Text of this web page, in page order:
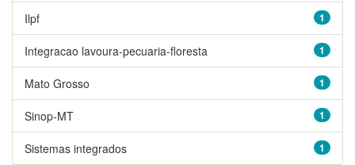
1
Ilpf
1
Integracao lavoura-pecuaria-floresta
1
Mato Grosso
1
Sinop-MT
1
Sistemas integrados